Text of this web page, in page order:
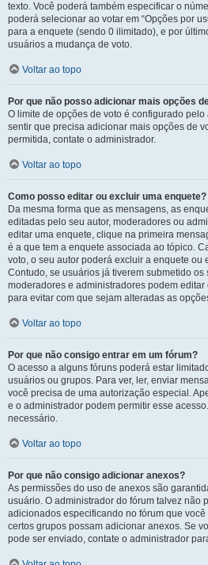
texto. Você poderá também especificar o
poderá selecionar ao votar em “Opções por
para a enquete (sendo 0 ilimitado), e por
usuários a mudança de voto.
Voltar ao topo
Por que não posso adicionar mais opções
O limite de opções de voto é configurado
sentir que precisa adicionar mais opções de
permitida, contate o administrador.
Voltar ao topo
Como posso editar ou excluir uma enquete?
Da mesma forma que as mensagens, as
editadas pelo seu autor, moderadores ou
editar uma enquete, clique na primeira
é a que tem a enquete associada ao tópico.
voto, o seu autor poderá excluir a enquete ou
Contudo, se usuários já tiverem submetido os
moderadores e administradores podem
para evitar com que sejam alteradas as
Voltar ao topo
Por que não consigo entrar em um fórum?
O acesso a alguns fóruns poderá estar
usuários ou grupos. Para ver, ler, enviar
você precisa de uma autorização especial.
e o administrador podem permitir esse
necessário.
Voltar ao topo
Por que não consigo adicionar anexos?
As permissões do uso de anexos são
usuário. O administrador do fórum talvez não
adicionados especificando no fórum que
certos grupos possam adicionar anexos. Se
pode ser enviado, contate o administrador